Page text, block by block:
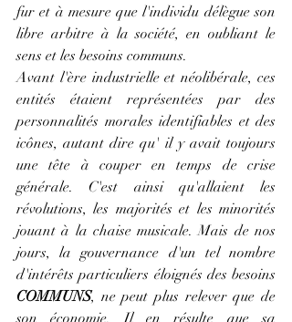
fur et à mesure que l'individu délègue son
libre arbitre à la société, en oubliant le
sens et les besoins communs.
Avant l'ère industrielle et néolibérale, ces
entités étaient représentées par des
personnalités morales identifiables et des
icônes, autant dire qu' il y avait toujours
une tête à couper en temps de crise
générale. C'est ainsi qu'allaient les
révolutions, les majorités et les minorités
jouant à la chaise musicale. Mais de nos
jours, la gouvernance d'un tel nombre
COMMUNS, ne peut plus relever que de
son économie. Il en résulte que sa